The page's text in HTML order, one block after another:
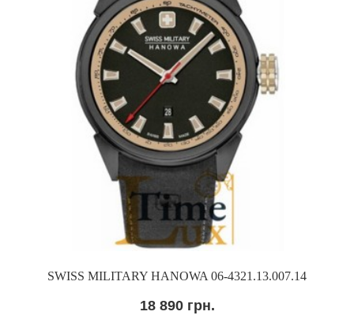
SWISS MILITARY HANOWA 06-4321.13.007.14
18 890 грн.